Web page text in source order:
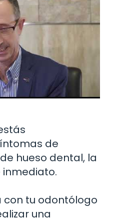
de
hueso dental, la
con tu odontólogo
una